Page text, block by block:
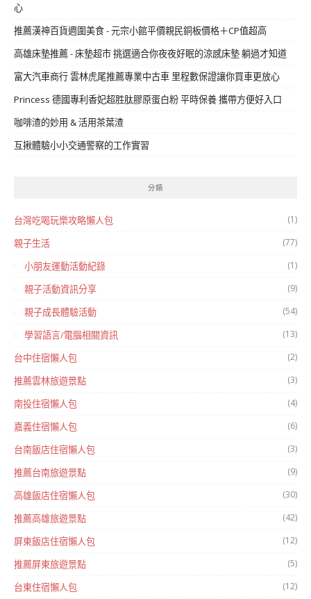
心
推薦漢神百貨週圍美食 - 元宗小館平價親民銅板價格＋CP值超高
高雄床墊推薦 - 床墊超市 挑選適合你夜夜好眠的涼感床墊 躺過才知道
富大汽車商行 雲林虎尾推薦專業中古車 里程數保證讓你買車更放心
Princess 德國專利香妃超胜肽膠原蛋白粉 平時保養 攜帶方便好入口
咖啡渣的妙用 & 活用茶葉渣
互揪體驗小小交通警察的工作實習
分類
台灣吃喝玩樂攻略懶人包 (1)
親子生活 (77)
小朋友運動活動紀錄 (1)
親子活動資訊分享 (9)
親子成長體驗活動 (54)
學習語言/電腦相關資訊 (13)
台中住宿懶人包 (2)
推薦雲林旅遊景點 (3)
南投住宿懶人包 (4)
嘉義住宿懶人包 (6)
台南飯店住宿懶人包 (3)
推薦台南旅遊景點 (9)
高雄飯店住宿懶人包 (30)
推薦高雄旅遊景點 (42)
屏東飯店住宿懶人包 (12)
推薦屏東旅遊景點 (5)
台東住宿懶人包 (12)